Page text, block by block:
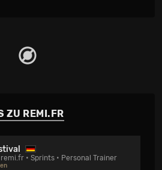
ZU REMI.FR
• Sprints • Personal Trainer